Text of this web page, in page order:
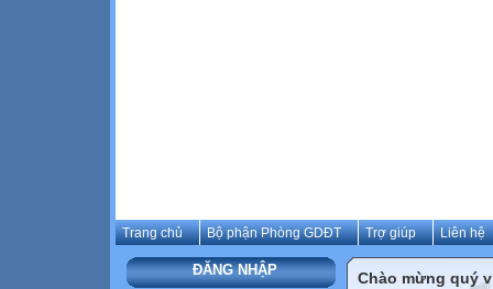
Trang chủ Bộ phận Phòng GDĐT Trợ giúp Liên hệ
ĐĂNG NHẬP Chào mừng quý